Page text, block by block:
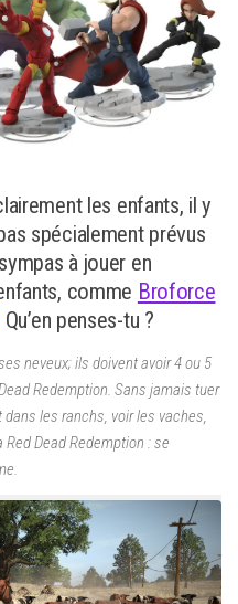
les enfants, il y
spécialement prévus
à jouer en
comme Broforce
Qu’en penses-tu ?
neveux; ils doivent avoir 4 ou 5
Redemption. Sans jamais tuer
les ranchs, voir les vaches,
Dead Redemption : se